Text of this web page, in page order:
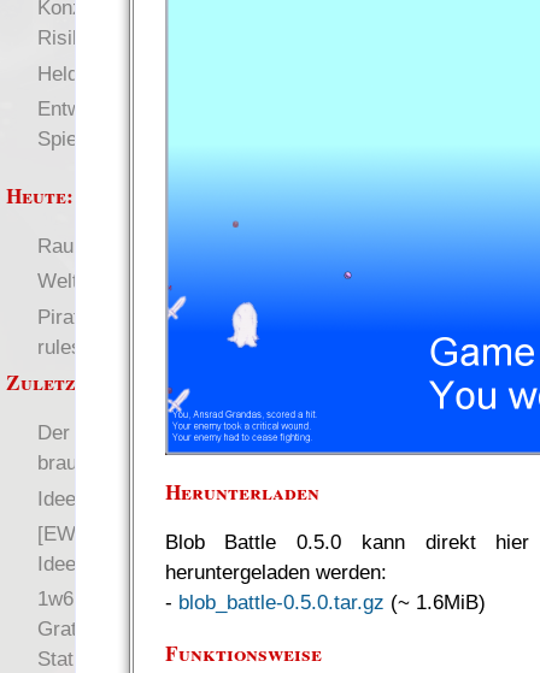
Herunterladen
Blob Battle 0.5.0 kann direkt hier
heruntergeladen werden:
- blob_battle-0.5.0.tar.gz (~ 1.6MiB)
Funktionsweise
Konzept für Schwächen:
Risiko
Heldendokument
Entwicklung von
Spielwelten
Heute:
RaumZeit
Welten
Pirate Party Flyerbook
rules
Zuletzt angezeigt:
Der Gratisrollenspieltag
braucht Versand-Hilfe!
Ideen für Zauber
[EWS-X] Magiesystem /
Idee
1w6 auf dem
Gratisrollenspieltag,
Status 2013-01-12